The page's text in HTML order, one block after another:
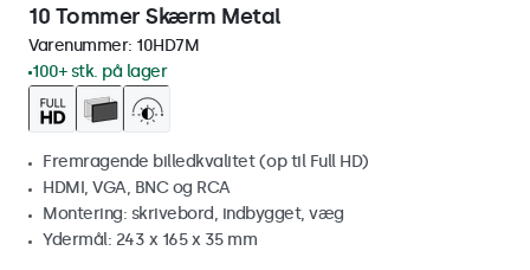
10 Tommer Skærm Metal
Varenummer: 10HD7M
100+ stk. på lager
Fremragende billedkvalitet (op til Full HD)
HDMI, VGA, BNC og RCA
Montering: skrivebord, indbygget, væg
Ydermål: 243 x 165 x 35 mm